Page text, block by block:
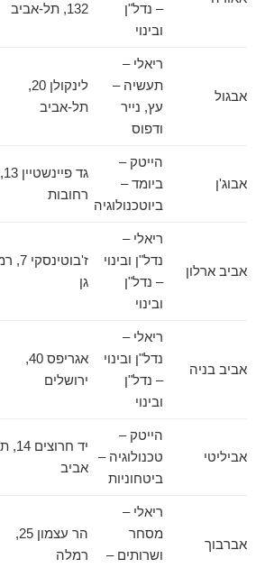
– נדל"ן
ובינוי
132, תל-אביב
אבגול
ריאלי –
תעשיה –
עץ, נייר
ודפוס
לינקולן 20,
תל-אביב
אבוג'ן
הייטק –
ביומד –
ביוטכנולוגיה
גד פיינשטיין 13,
רחובות
אביב ארלון
ריאלי –
נדל"ן ובינוי
– נדל"ן
ובינוי
ז'בוטינסקי 7, רמת
אביב בניה
ריאלי –
נדל"ן ובינוי
– נדל"ן
ובינוי
אגריפס 40,
ירושלים
אביליטי
הייטק –
טכנולוגיה –
ביטחוניות
יד חרוצים 14, תל
אביב
אברבוך
ריאלי –
מסחר
ושרותים –
הר עצמון 25,
רמלה